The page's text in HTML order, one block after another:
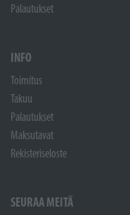
Palautukset
INFO
Toimitus
Takuu
Palautukset
Maksutavat
Rekisteriseloste
SEURAA MEITÄ